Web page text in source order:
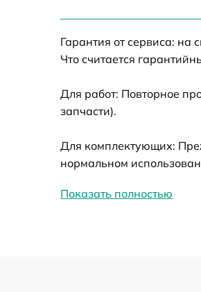
Калибровка и
других устройств
Гарантия от сервиса:
Что считается
Для работ: Повторное
запчасти).
Для комплектующих:
нормальном
Показать полностью